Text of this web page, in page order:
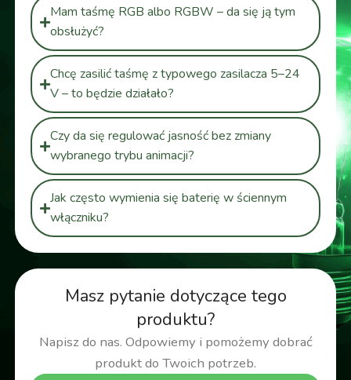
Masz pytanie dotyczące tego
produktu?
Napisz do nas. Odpowiemy i pomożemy dobrać
produkt do Twoich potrzeb.
Mam taśmę RGB albo RGBW – da się ją tym
obsłużyć?
Chcę zasilić taśmę z typowego zasilacza 5–24
V – to będzie działało?
Czy da się regulować jasność bez zmiany
wybranego trybu animacji?
Jak często wymienia się baterię w ściennym
włączniku?